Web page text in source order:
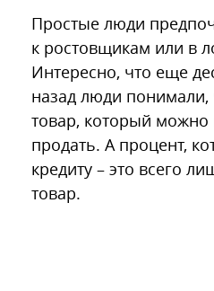
Простые люди
к ростовщикам или в
Интересно, что еще
назад люди понимали,
товар, который можно
продать. А процент,
кредиту – это всего
товар.